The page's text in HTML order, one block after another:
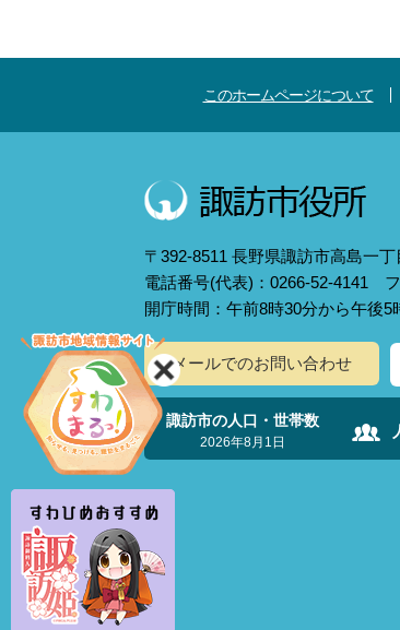
このホームページについて
〒392-8511 長野県諏訪市高島一
電話番号(代表)：0266-52-4141
開庁時間：午前8時30分から午後
メールでのお問い合わせ
諏訪市の人口・世帯数
2026年8月1日